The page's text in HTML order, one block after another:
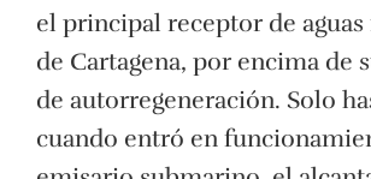
el principal receptor de aguas
de Cartagena, por encima de
de autorregeneración. Solo
cuando entró en